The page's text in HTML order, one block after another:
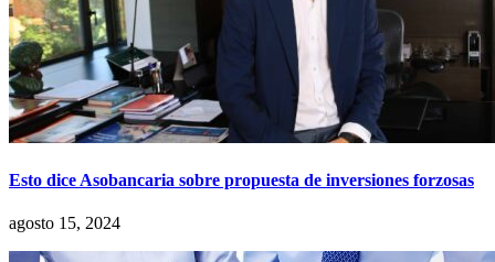
Esto dice Asobancaria sobre propuesta de inversiones forzosas
agosto 15, 2024